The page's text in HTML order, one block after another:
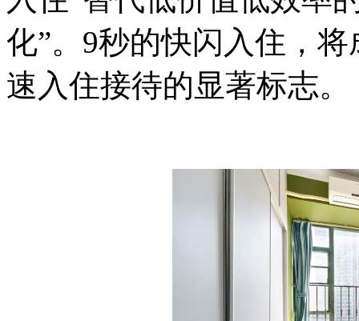
化”。9秒的快闪入住，
速入住接待的显著标志。